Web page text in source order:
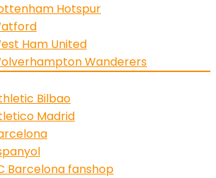
Hotspur
Ham United
Wanderers
Bilbao
Madrid
Barcelona fanshop